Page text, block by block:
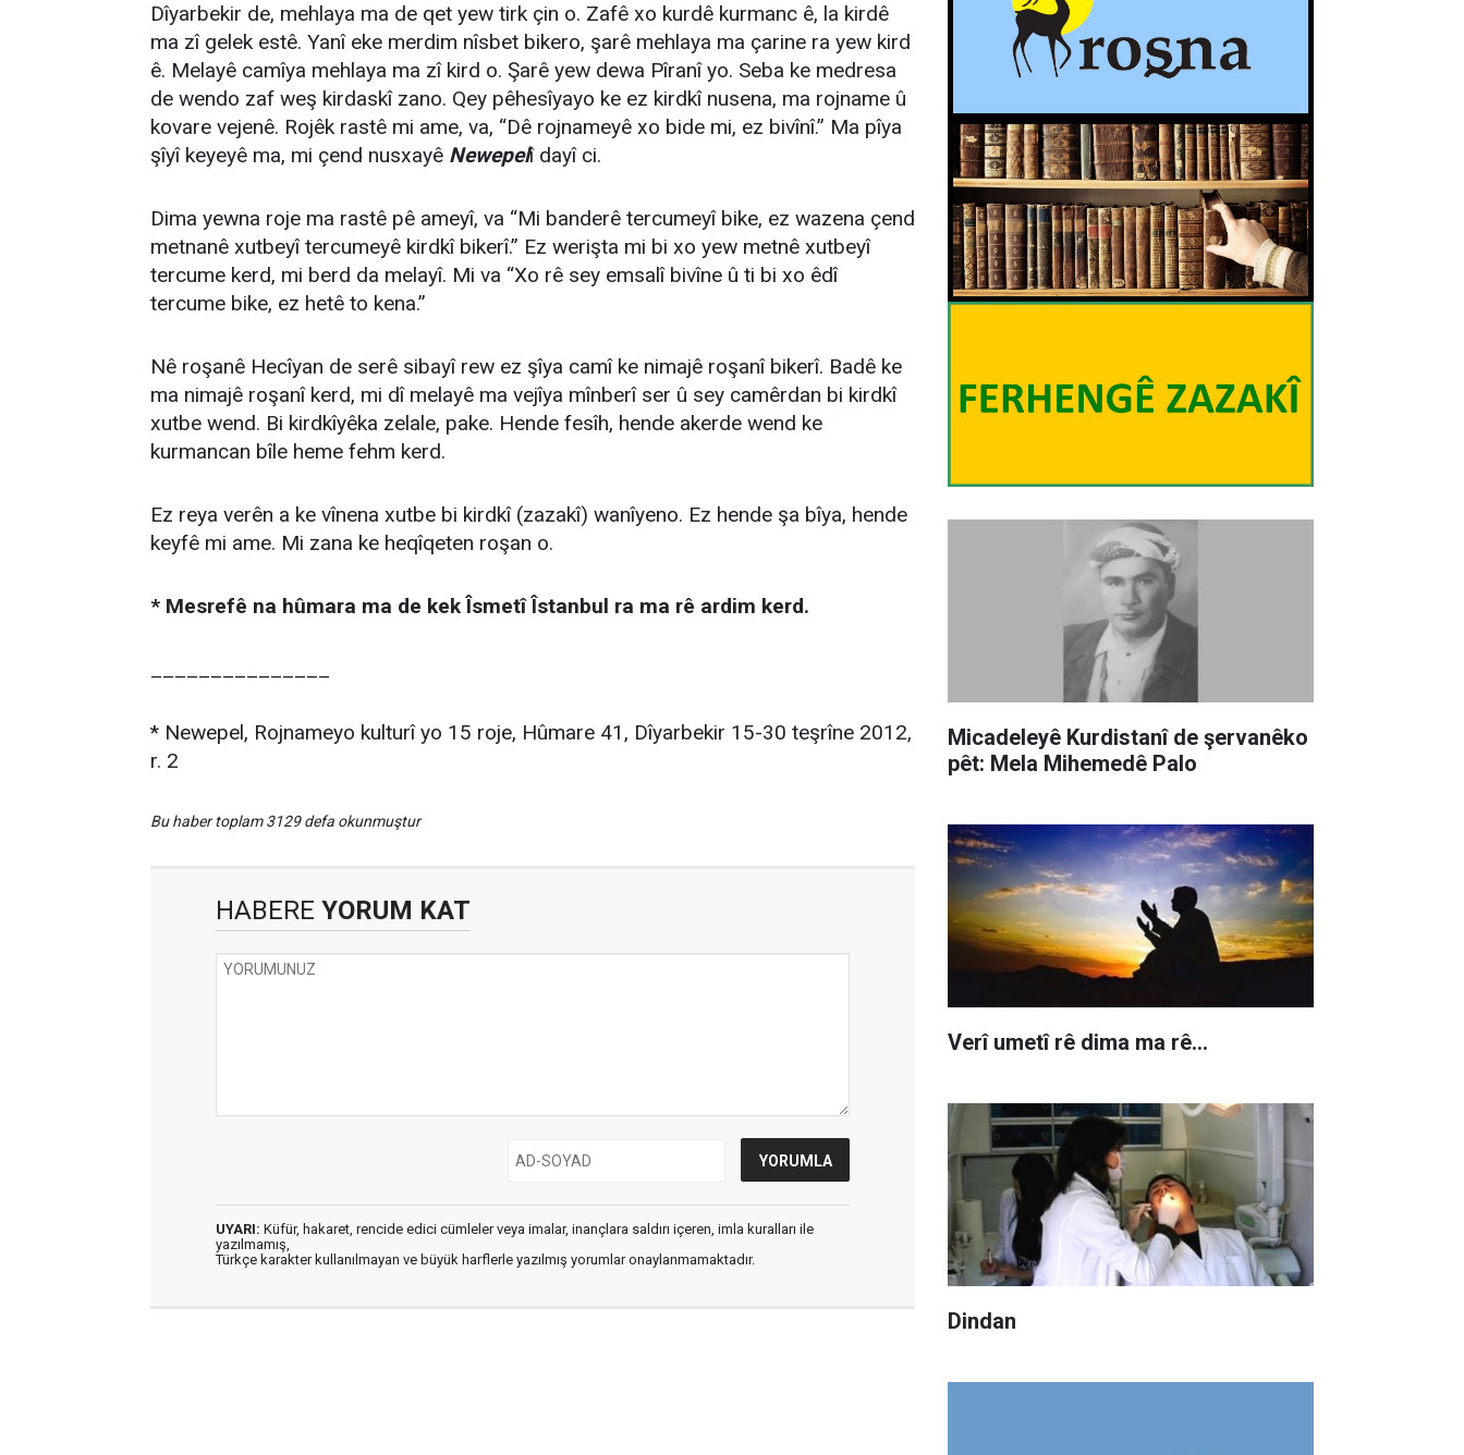
Dîyarbekir de, mehlaya ma de qet yew tirk çin o. Zafê xo kurdê kurmanc ê, la kirdê
ma zî gelek estê. Yanî eke merdim nîsbet bikero, şarê mehlaya ma çarine ra yew kird
ê. Melayê camîya mehlaya ma zî kird o. Şarê yew dewa Pîranî yo. Seba ke medresa
de wendo zaf weş kirdaskî zano. Qey pêhesîyayo ke ez kirdkî nusena, ma rojname û
kovare vejenê. Rojêk rastê mi ame, va, “Dê rojnameyê xo bide mi, ez bivînî.” Ma pîya
şîyî keyeyê ma, mi çend nusxayê Newepelî dayî ci.
Dima yewna roje ma rastê pê ameyî, va “Mi banderê tercumeyî bike, ez wazena çend
metnanê xutbeyî tercumeyê kirdkî bikerî.” Ez werişta mi bi xo yew metnê xutbeyî
tercume kerd, mi berd da melayî. Mi va “Xo rê sey emsalî bivîne û ti bi xo êdî
tercume bike, ez hetê to kena.”
Nê roşanê Hecîyan de serê sibayî rew ez şîya camî ke nimajê roşanî bikerî. Badê ke
ma nimajê roşanî kerd, mi dî melayê ma vejîya mînberî ser û sey camêrdan bi kirdkî
xutbe wend. Bi kirdkîyêka zelale, pake. Hende fesîh, hende akerde wend ke
kurmancan bîle heme fehm kerd.
Ez reya verên a ke vînena xutbe bi kirdkî (zazakî) wanîyeno. Ez hende şa bîya, hende
keyfê mi ame. Mi zana ke heqîqeten roşan o.
* Mesrefê na hûmara ma de kek Îsmetî Îstanbul ra ma rê ardim kerd.
* Newepel, Rojnameyo kulturî yo 15 roje, Hûmare 41, Dîyarbekir 15-30 teşrîne 2012,
r. 2
Bu haber toplam 3129 defa okunmuştur
HABERE YORUM KAT
UYARI: Küfür, hakaret, rencide edici cümleler veya imalar, inançlara saldırı içeren, imla kuralları ile
yazılmamış,
Türkçe karakter kullanılmayan ve büyük harflerle yazılmış yorumlar onaylanmamaktadır.
Micadeleyê Kurdistanî de şervanêko
pêt: Mela Mihemedê Palo
Verî umetî rê dima ma rê…
Dindan